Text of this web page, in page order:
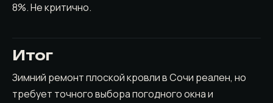
8%. Не критично.
Итог
Зимний ремонт плоской кровли в Сочи реален, но
требует точного выбора погодного окна и